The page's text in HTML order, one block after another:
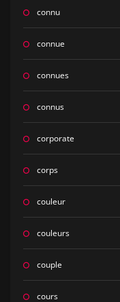
connu
connue
connues
connus
corporate
corps
couleur
couleurs
couple
cours